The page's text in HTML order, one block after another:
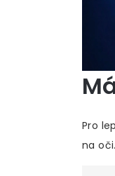
Pro
na oči.